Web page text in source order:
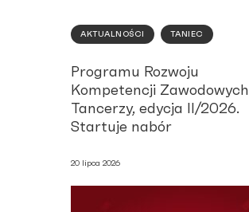
AKTUALNOŚCI TANIEC
Programu Rozwoju
Kompetencji Zawodowych
Tancerzy, edycja II/2026.
Startuje nabór
20 lipca 2026